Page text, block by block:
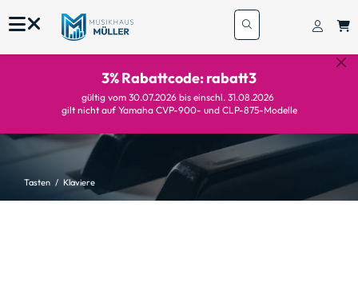
3% Rabattcode: rabatt3
gültig vom 30.07.2026 bis einschl. 31.08.2026
gilt nicht auf Yamaha CVP-900- und CLP-875-Modelle
Tasten Klaviere